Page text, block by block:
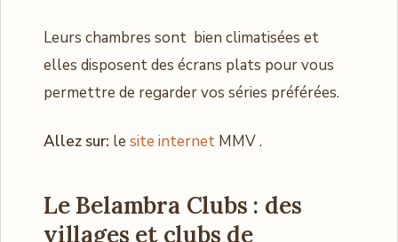
Leurs chambres sont bien climatisées et
elles disposent des écrans plats pour vous
permettre de regarder vos séries préférées.
Allez sur: le site internet MMV .
Le Belambra Clubs : des
villages et clubs de